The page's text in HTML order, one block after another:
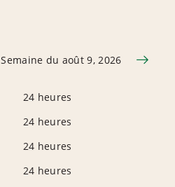
Semaine du août 9, 2026
24 heures
24 heures
24 heures
24 heures